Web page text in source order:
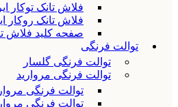
فلاش تانک توکار
فلاش تانک روکار
صفحه کلید فلاش
توالت فرنگی
توالت فرنگی گلسار
توالت فرنگی مروارید
توالت فرنگی
توالت فرنگی